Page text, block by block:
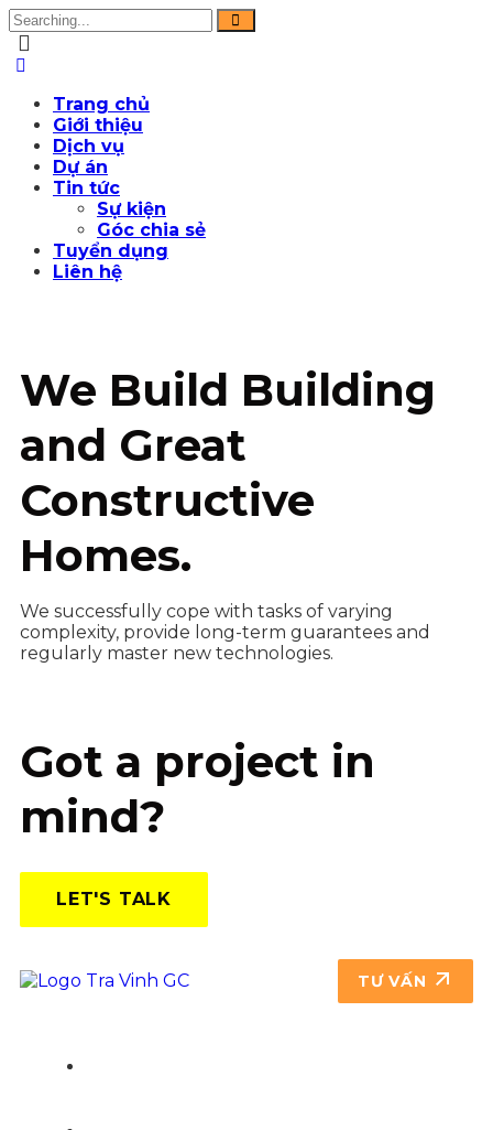
Trang chủ
Giới thiệu
Dịch vụ
Dự án
Tin tức
Sự kiện
Góc chia sẻ
Tuyển dụng
Liên hệ
We Build Building
and Great
Constructive
Homes.
We successfully cope with tasks of varying
complexity, provide long-term guarantees and
regularly master new technologies.
Got a project in
mind?
LET'S TALK
TƯ VẤN